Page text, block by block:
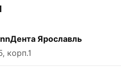
Ярославль
корп.1